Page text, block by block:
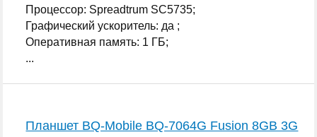
Процессор: Spreadtrum SC5735;
Графический ускоритель: да ;
Оперативная память: 1 ГБ;
...
Планшет BQ-Mobile BQ-7064G Fusion 8GB 3G